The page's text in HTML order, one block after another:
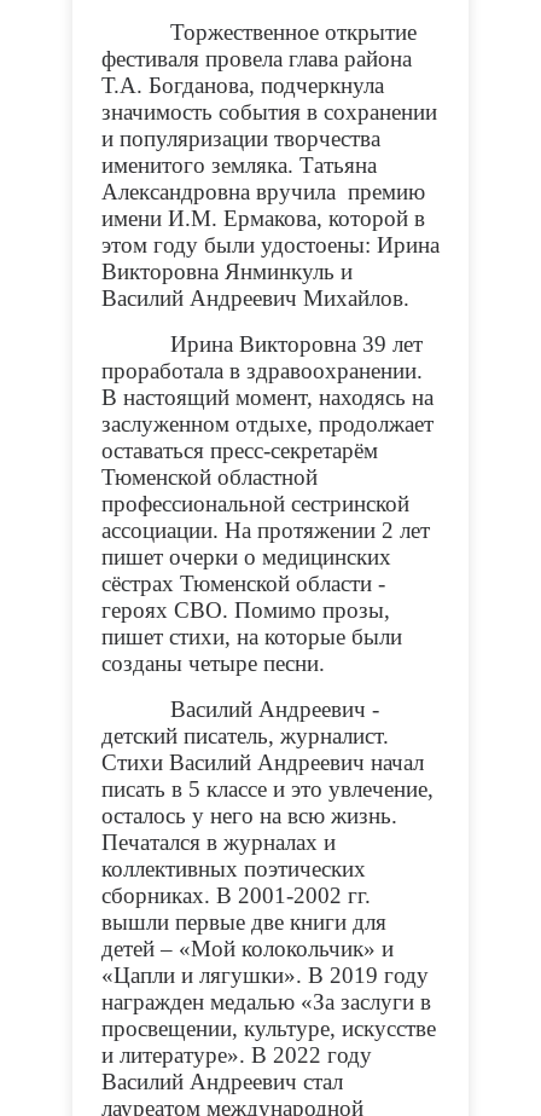
Торжественное открытие
фестиваля провела глава района
Т.А. Богданова, подчеркнула
значимость события в сохранении
и популяризации творчества
именитого земляка. Татьяна
Александровна вручила премию
имени И.М. Ермакова, которой в
этом году были удостоены: Ирина
Викторовна Янминкуль и
Василий Андреевич Михайлов.
Ирина Викторовна 39 лет
проработала в здравоохранении.
В настоящий момент, находясь на
заслуженном отдыхе, продолжает
оставаться пресс-секретарём
Тюменской областной
профессиональной сестринской
ассоциации. На протяжении 2 лет
пишет очерки о медицинских
сёстрах Тюменской области -
героях СВО. Помимо прозы,
пишет стихи, на которые были
созданы четыре песни.
Василий Андреевич -
детский писатель, журналист.
Стихи Василий Андреевич начал
писать в 5 классе и это увлечение,
осталось у него на всю жизнь.
Печатался в журналах и
коллективных поэтических
сборниках. В 2001-2002 гг.
вышли первые две книги для
детей – «Мой колокольчик» и
«Цапли и лягушки». В 2019 году
награжден медалью «За заслуги в
просвещении, культуре, искусстве
и литературе». В 2022 году
Василий Андреевич стал
лауреатом международной